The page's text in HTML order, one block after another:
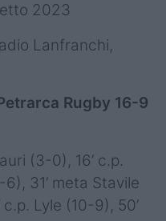
2023
Lanfranchi,
Rugby 16-9
(3-0), 16’ c.p.
31’ meta Stavile
Lyle (10-9), 50’